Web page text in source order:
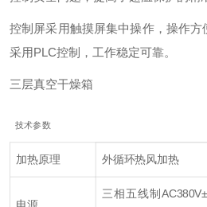
控制屏采用触摸屏集中操作，操作方
采用PLC控制，工作稳定可靠。
三层真空干燥箱
技术参数
加热原理 外循环热风加热
三相五线制